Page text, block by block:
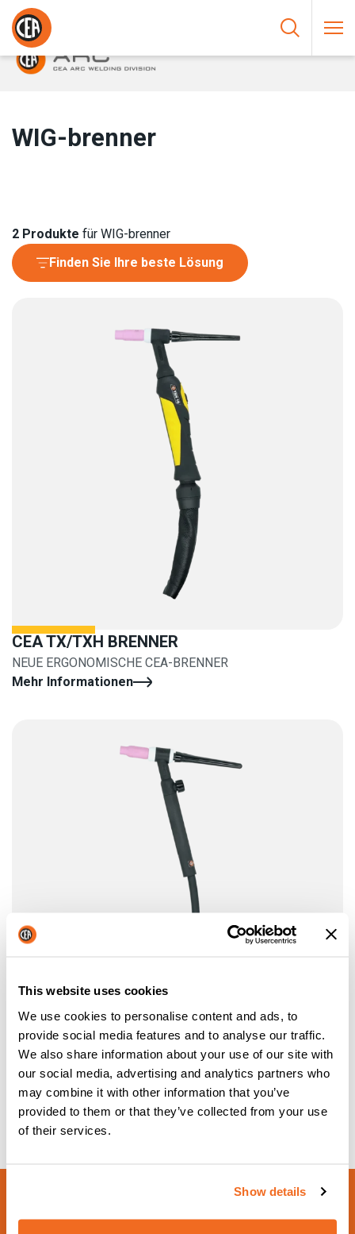
This website uses cookies
We use cookies to personalise content and ads, to
provide social media features and to analyse our traffic.
We also share information about your use of our site with
our social media, advertising and analytics partners who
may combine it with other information that you’ve
provided to them or that they’ve collected from your use
of their services.
Show details
Zum Inhalt springen
HOME/
WIG-brenner
2 Produkte für WIG-brenner
Finden Sie Ihre beste Lösung
CEA TX/TXH BRENNER
NEUE ERGONOMISCHE CEA-BRENNER
Mehr Informationen
CEA RTX BRENNER MIT EINGEBAUTEM
GASVENTIL
FACKELN MIT EINGEBAUTEM GASVENTIL
Mehr Informationen